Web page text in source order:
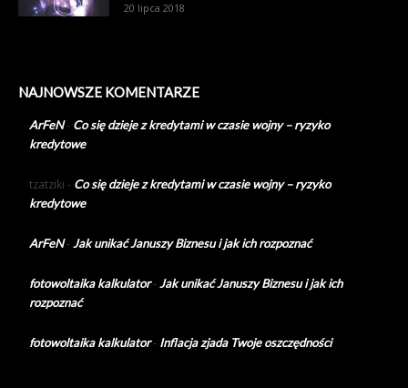
20 lipca 2018
NAJNOWSZE KOMENTARZE
ArFeN- Co się dzieje z kredytami w czasie wojny – ryzyko
kredytowe
tzatziki - Co się dzieje z kredytami w czasie wojny – ryzyko
kredytowe
ArFeN- Jak unikać Januszy Biznesu i jak ich rozpoznać
fotowoltaika kalkulator- Jak unikać Januszy Biznesu i jak ich
rozpoznać
fotowoltaika kalkulator- Inflacja zjada Twoje oszczędności